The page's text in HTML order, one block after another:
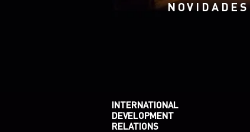
NOVIDADES
INTERNATIONAL
DEVELOPMENT
RELATIONS